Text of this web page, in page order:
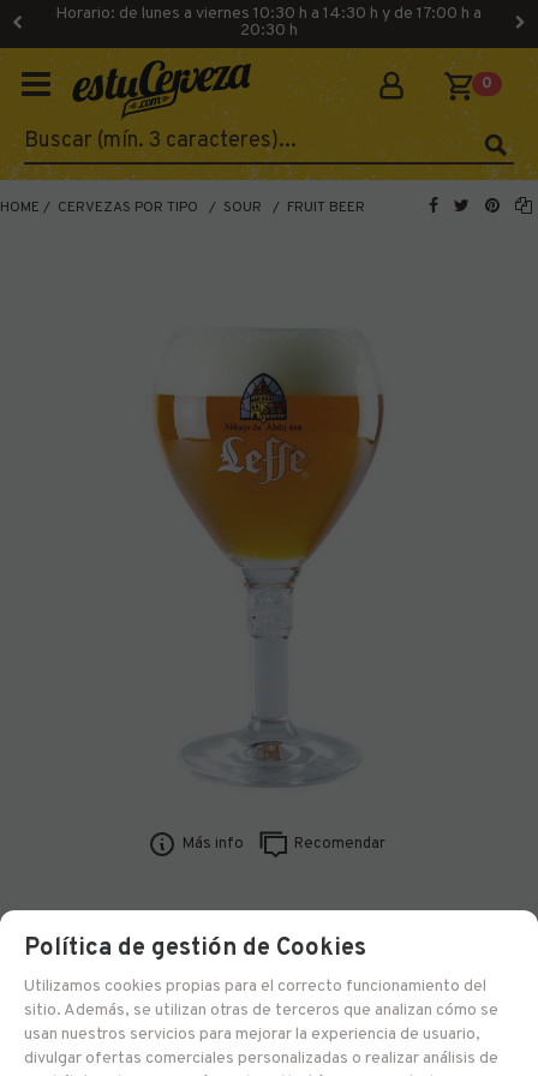
Horario: de lunes a viernes 10:30 h a 14:30 h y de 17:00 h a
20:30 h
0
HOME CERVEZAS POR TIPO SOUR FRUIT BEER
Más info Recomendar
Copa Leffe
33 cl
Política de gestión de Cookies
Utilizamos cookies propias para el correcto funcionamiento del
sitio. Además, se utilizan otras de terceros que analizan cómo se
usan nuestros servicios para mejorar la experiencia de usuario,
divulgar ofertas comerciales personalizadas o realizar análisis de